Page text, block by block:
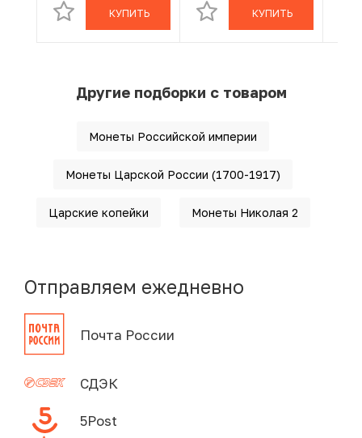
КУПИТЬ КУПИТЬ
Другие подборки с товаром
Монеты Российской империи
Монеты Царской России (1700-1917)
Царские копейки Монеты Николая 2
Отправляем ежедневно
Почта России
СДЭК
5Post